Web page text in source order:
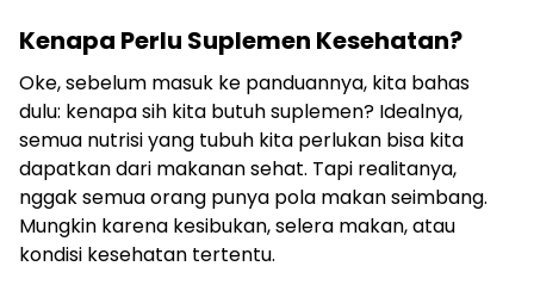
Kenapa Perlu Suplemen Kesehatan?
Oke, sebelum masuk ke panduannya, kita bahas
dulu: kenapa sih kita butuh suplemen? Idealnya,
semua nutrisi yang tubuh kita perlukan bisa kita
dapatkan dari makanan sehat. Tapi realitanya,
nggak semua orang punya pola makan seimbang.
Mungkin karena kesibukan, selera makan, atau
kondisi kesehatan tertentu.